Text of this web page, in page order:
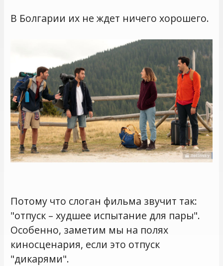
В Болгарии их не ждет ничего хорошего.
Потому что слоган фильма звучит так:
"отпуск – худшее испытание для пары".
Особенно, заметим мы на полях
киносценария, если это отпуск
"дикарями".